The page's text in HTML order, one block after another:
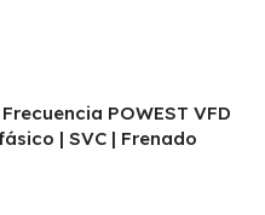
POWEST VFD
| SVC | Frenado